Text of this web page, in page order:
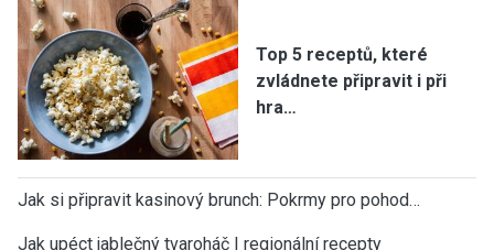
Top 5 receptů, které
zvládnete připravit i při
hra…
Jak si připravit kasinový brunch: Pokrmy pro pohod…
Jak upéct jablečný tvaroháč | regionální recepty